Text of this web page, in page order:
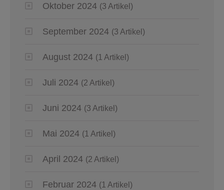
Oktober 2024 (3 Artikel)
September 2024 (3 Artikel)
August 2024 (1 Artikel)
Juli 2024 (2 Artikel)
Juni 2024 (3 Artikel)
Mai 2024 (1 Artikel)
April 2024 (2 Artikel)
Februar 2024 (1 Artikel)